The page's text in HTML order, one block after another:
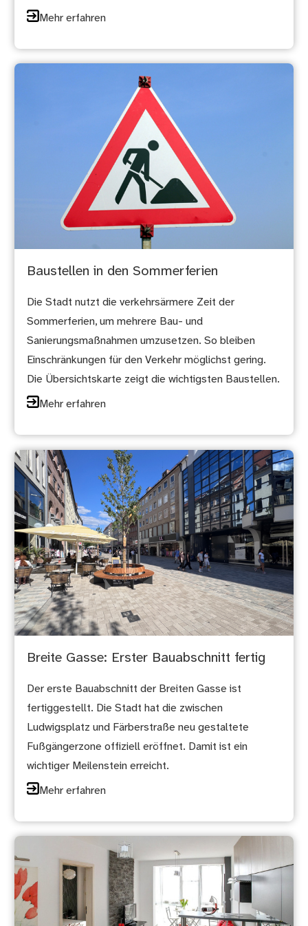
Mehr erfahren
Baustellen in den Sommerferien
Die Stadt nutzt die verkehrsärmere Zeit der
Sommerferien, um mehrere Bau- und
Sanierungsmaßnahmen umzusetzen. So bleiben
Einschränkungen für den Verkehr möglichst gering.
Die Übersichtskarte zeigt die wichtigsten Baustellen.
Mehr erfahren
Breite Gasse: Erster Bauabschnitt fertig
Der erste Bauabschnitt der Breiten Gasse ist
fertiggestellt. Die Stadt hat die zwischen
Ludwigsplatz und Färberstraße neu gestaltete
Fußgängerzone offiziell eröffnet. Damit ist ein
wichtiger Meilenstein erreicht.
Mehr erfahren